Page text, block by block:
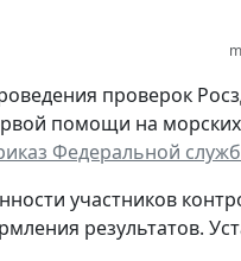
проверок
помощи на
Федеральной
участников
результатов.